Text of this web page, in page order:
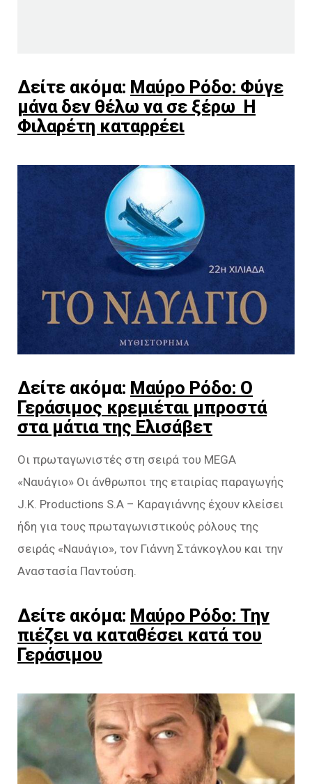
Δείτε ακόμα: Μαύρο Ρόδο: Φύγε
μάνα δεν θέλω να σε ξέρω Η
Φιλαρέτη καταρρέει
Δείτε ακόμα: Μαύρο Ρόδο: Ο
Γεράσιμος κρεμιέται μπροστά
στα μάτια της Ελισάβετ
Οι πρωταγωνιστές στη σειρά του MEGA
«Ναυάγιο» Οι άνθρωποι της εταιρίας παραγωγής
J.K. Productions S.A – Καραγιάννης έχουν κλείσει
ήδη για τους πρωταγωνιστικούς ρόλους της
σειράς «Ναυάγιο», τον Γιάννη Στάνκογλου και την
Αναστασία Παντούση.
Δείτε ακόμα: Μαύρο Ρόδο: Την
πιέζει να καταθέσει κατά του
Γεράσιμου